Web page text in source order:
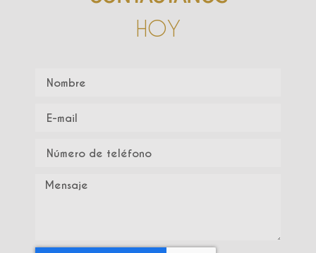
HOY